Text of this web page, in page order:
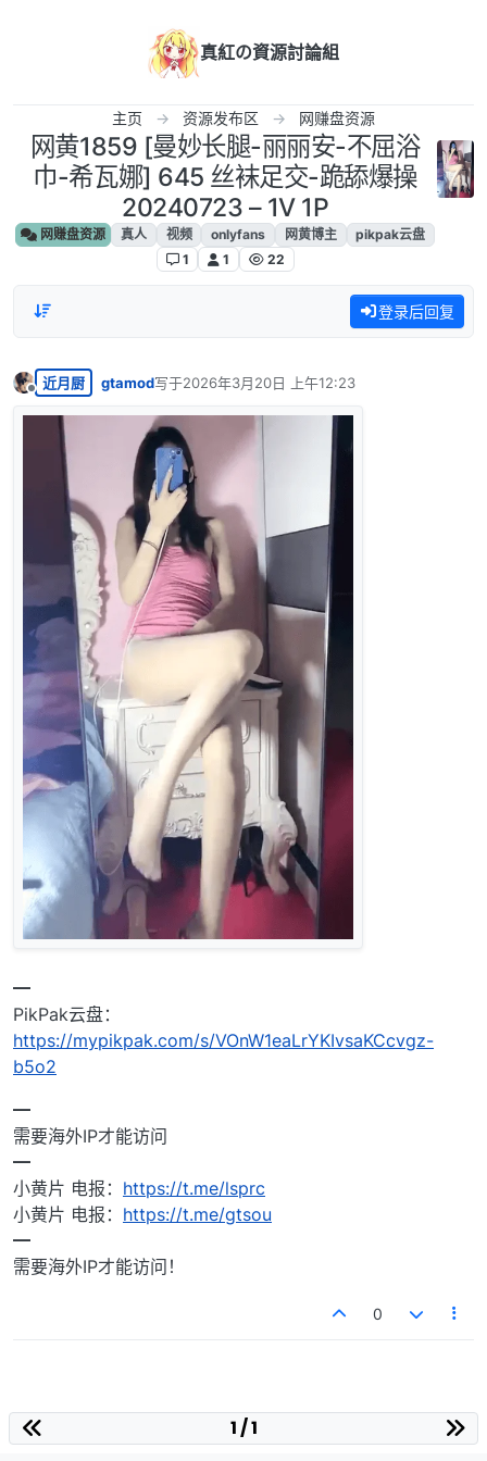
真紅の資源討論組
主页 资源发布区 网赚盘资源
网黄1859 [曼妙长腿-丽丽安-不屈浴
巾-希瓦娜] 645 丝袜足交-跪舔爆操
20240723 – 1V 1P
网赚盘资源 真人 视频 onlyfans 网黄博主
pikpak云盘
1
1 22
登录后回复
离线
近月厨 gtamod写于2026年3月20日 上午12:23
最后由 编辑
━
PikPak云盘：
https://mypikpak.com/s/VOnW1eaLrYKIvsaKCcvgz-
b5o2
━
需要海外IP才能访问
━
小黄片 电报： https://t.me/lsprc
小黄片 电报： https://t.me/gtsou
━
需要海外IP才能访问！
0
1 / 1